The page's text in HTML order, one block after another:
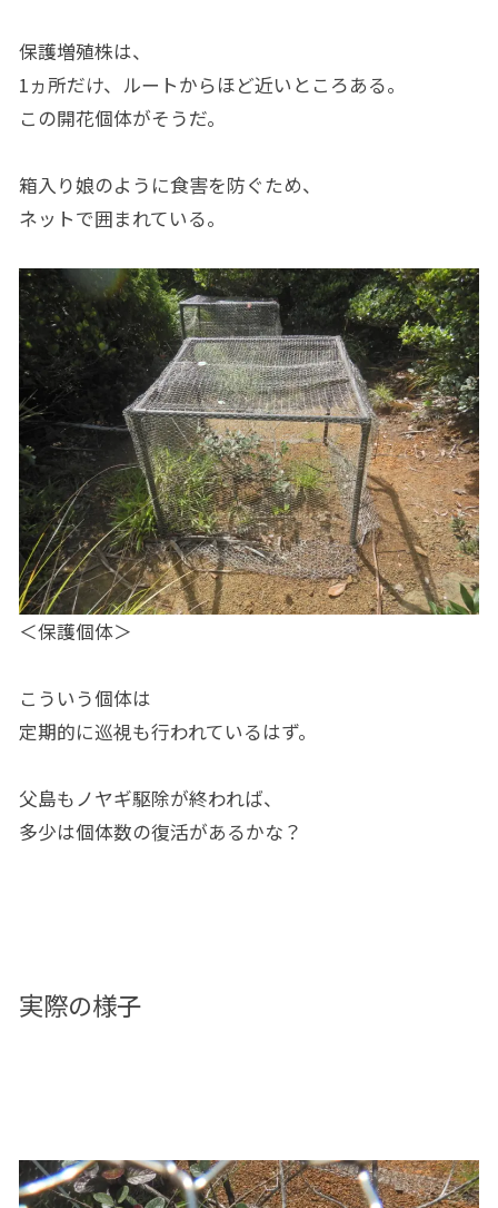
保護増殖株は、
1ヵ所だけ、ルートからほど近いところある。
この開花個体がそうだ。
箱入り娘のように食害を防ぐため、
ネットで囲まれている。
＜保護個体＞
こういう個体は
定期的に巡視も行われているはず。
父島もノヤギ駆除が終われば、
多少は個体数の復活があるかな？
実際の様子